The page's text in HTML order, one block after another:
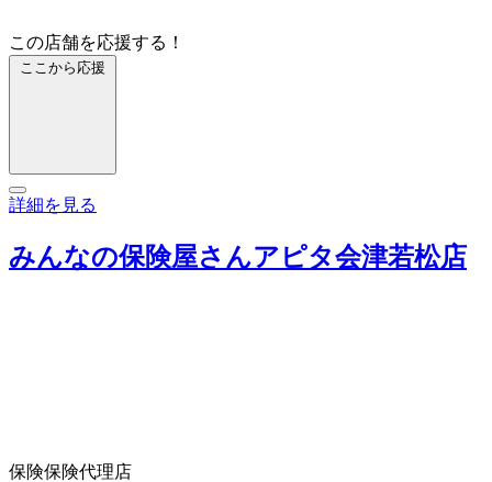
この店舗を応援する！
ここから応援
詳細を見る
みんなの保険屋さんアピタ会津若松店
保険保険代理店